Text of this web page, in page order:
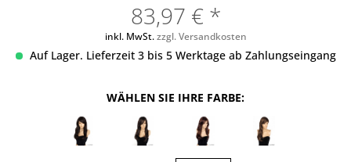
83,97 € *
inkl. MwSt.zzgl. Versandkosten
Auf Lager. Lieferzeit 3 bis 5 Werktage ab Zahlungseingang
WÄHLEN SIE IHRE FARBE: